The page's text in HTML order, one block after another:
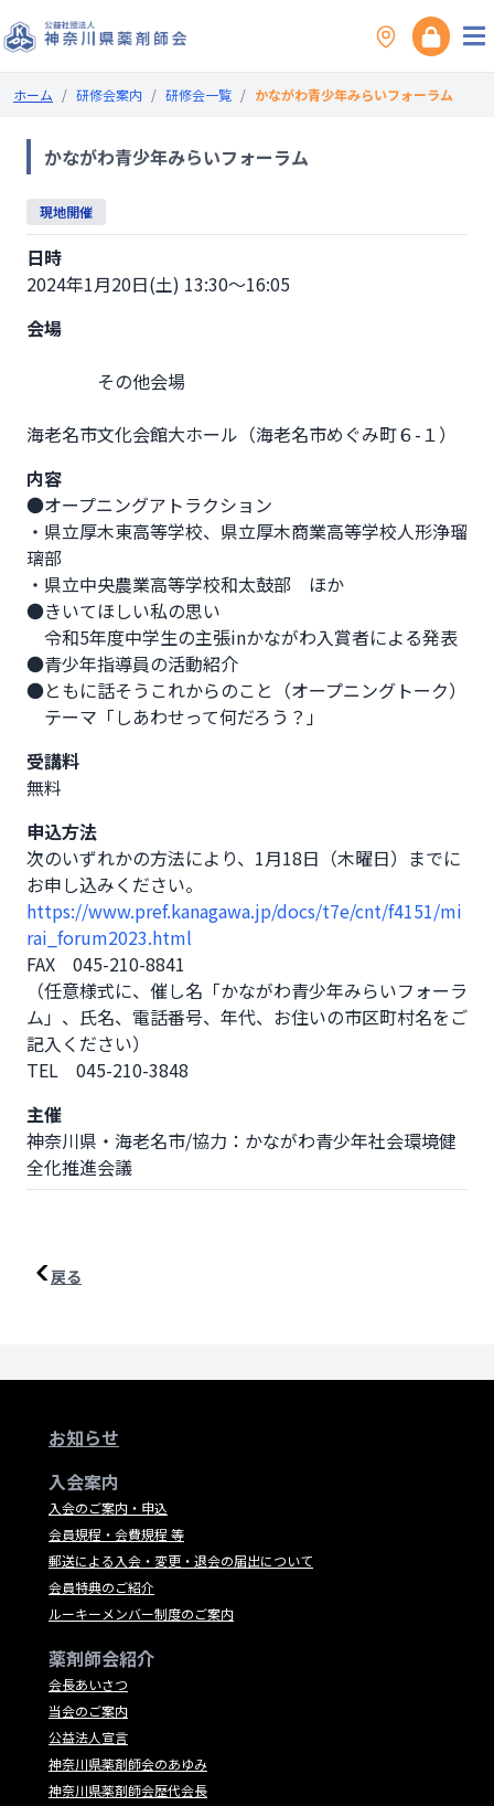
ホーム / 研修会案内 / 研修会一覧 / かながわ青少年みらいフォーラム
かながわ青少年みらいフォーラム
現地開催
日時
2024年1月20日(土) 13:30～16:05
会場
内容
●オープニングアトラクション
・県立厚木東高等学校、県立厚木商業高等学校人形浄瑠
璃部
・県立中央農業高等学校和太鼓部　ほか
●きいてほしい私の思い
令和5年度中学生の主張inかながわ入賞者による発表
●青少年指導員の活動紹介
●ともに話そうこれからのこと（オープニングトーク）
テーマ「しあわせって何だろう？」
受講料
無料
申込方法
次のいずれかの方法により、1月18日（木曜日）までに
https://www.pref.kanagawa.jp/docs/t7e/cnt/f4151/mi
rai_forum2023.html
FAX　045-210-8841
（任意様式に、催し名「かながわ青少年みらいフォーラ
ム」、氏名、電話番号、年代、お住いの市区町村名をご
記入ください）
TEL　045-210-3848
主催
神奈川県・海老名市/協力：かながわ青少年社会環境健
全化推進会議
戻る
お知らせ
入会案内
入会のご案内・申込
会員規程・会費規程 等
郵送による入会・変更・退会の届出について
会員特典のご紹介
ルーキーメンバー制度のご案内
薬剤師会紹介
会長あいさつ
当会のご案内
公益法人宣言
神奈川県薬剤師会のあゆみ
神奈川県薬剤師会歴代会長